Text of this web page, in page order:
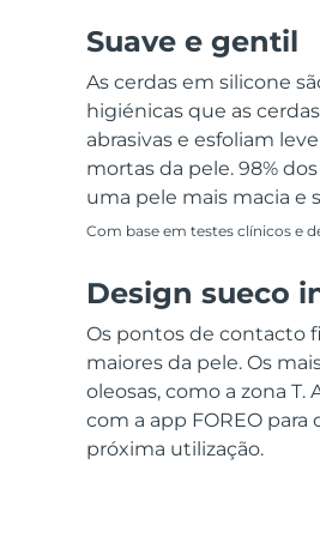
Suave e gentil
As cerdas em silicone
higiénicas que as
abrasivas e esfoliam
mortas da pele. 98%
uma pele mais macia e
Com base em testes clínicos e
Design sueco
Os pontos de contacto
maiores da pele. Os
oleosas, como a zona T.
com a app FOREO para
próxima utilização.